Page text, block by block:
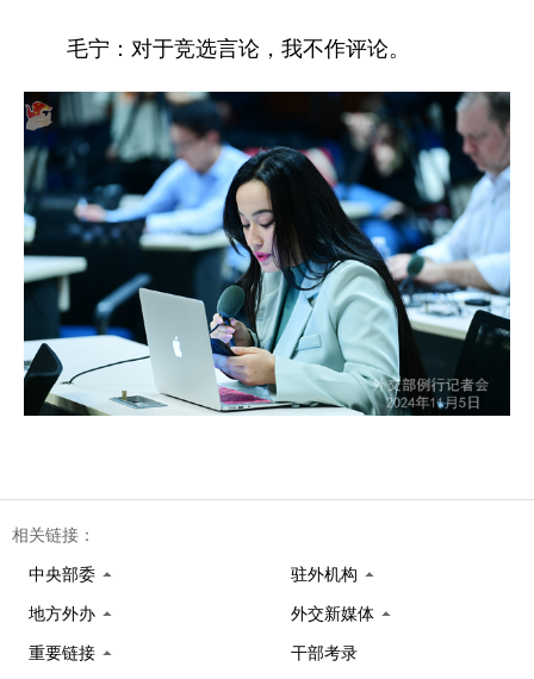
毛宁：对于竞选言论，我不作评论。
相关链接：
中央部委 驻外机构
地方外办 外交新媒体
重要链接 干部考录